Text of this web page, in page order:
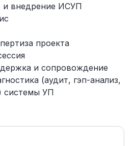
и внедрение ИСУП
проекта
и сопровождение
(аудит, гэп-анализ,
системы УП